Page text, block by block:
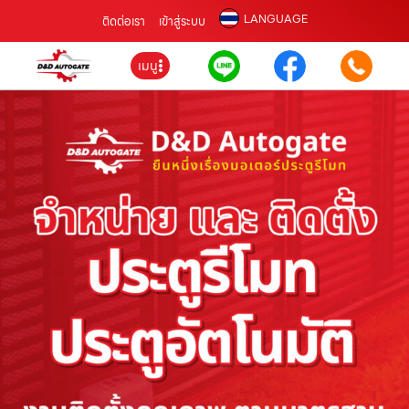
ติดต่อเรา เข้าสู่ระบบ LANGUAGE
เมนู